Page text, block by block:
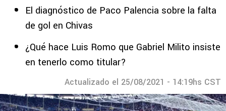
El diagnóstico de Paco Palencia sobre la falta
de gol en Chivas
¿Qué hace Luis Romo que Gabriel Milito insiste
en tenerlo como titular?
Actualizado el 25/08/2021 - 14:19hs CST